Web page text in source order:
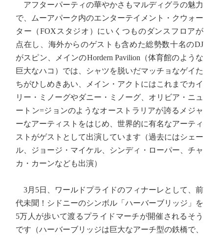
アフターパーティの華やかさもマルディグラの魅力
で、ムーアパーク内のエンターテイメント・クウォー
ター（FOXスタジオ）にいくつものダンスフロアが
点在し、海外からのゲストも含めた総勢数十名のDJ
がスピン、メインのHordern Pavilion（体育館のような
巨大なハコ）では、シャツを脱いだマッチョなゲイた
ちがひしめきあい、メイン・アクトにはこれまでカイ
リー・ミノーグやダニー・ミノーグ、オリビア・ニュ
ートン=ジョンのようなオーストラリアが誇るメジャ
ーなアーティストをはじめ、世界的に有名なアーティ
ストがゲストとして出演しています（過去にはシェー
ル、ジョージ・マイケル、シンディ・ローパー、チャ
カ・カーンなども出演）
3月5日、ワールドプライドのフィナーレとして、前
代未聞！シドニーのシンボル「ハーバーブリッジ」を
5万人が歩いて渡るプライドマーチが開催されるそう
です（ハーバーブリッジは巨大なアーチ型の鉄橋で、